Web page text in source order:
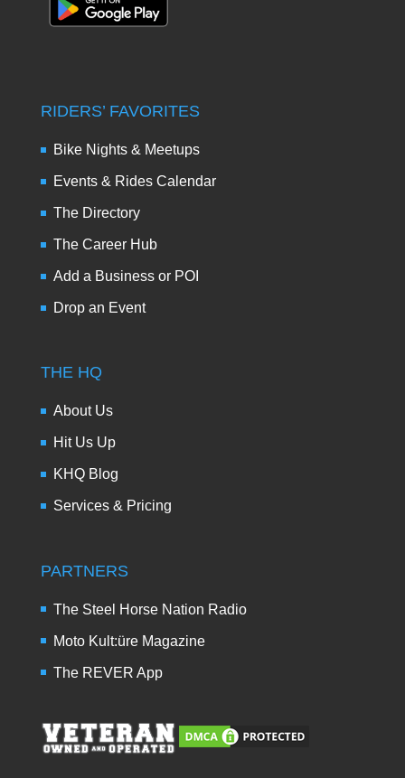
RIDERS’ FAVORITES
Bike Nights & Meetups
Events & Rides Calendar
The Directory
The Career Hub
Add a Business or POI
Drop an Event
THE HQ
About Us
Hit Us Up
KHQ Blog
Services & Pricing
PARTNERS
The Steel Horse Nation Radio
Moto Kult:üre Magazine
The REVER App